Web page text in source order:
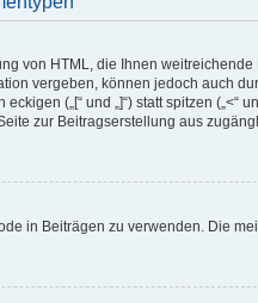
von HTML, die Ihnen
vergeben, können jedoch auch
(„[“ und „]“) statt spitzen
zur Beitragserstellung aus
in Beiträgen zu verwenden. Die